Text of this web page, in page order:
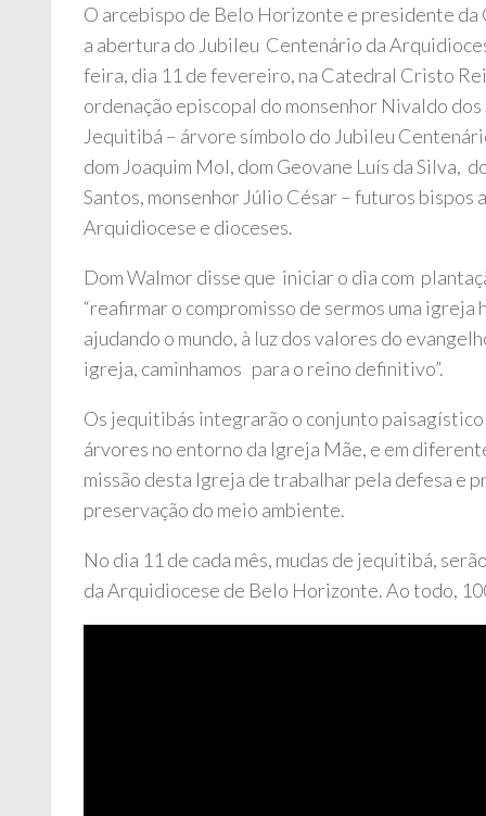
O arcebispo de Belo Horizonte e presidente
a abertura do Jubileu Centenário da
feira, dia 11 de fevereiro, na Catedral Cristo
ordenação episcopal do monsenhor Nivaldo
Jequitibá – árvore símbolo do Jubileu
dom Joaquim Mol, dom Geovane Luís da Silva,
Santos, monsenhor Júlio César – futuros
Arquidiocese e dioceses.
Dom Walmor disse que iniciar o dia com
“reafirmar o compromisso de sermos uma
ajudando o mundo, à luz dos valores do
igreja, caminhamos para o reino definitivo”.
Os jequitibás integrarão o conjunto
árvores no entorno da Igreja Mãe, e em
missão desta Igreja de trabalhar pela defesa e
preservação do meio ambiente.
No dia 11 de cada mês, mudas de jequitibá,
da Arquidiocese de Belo Horizonte. Ao todo,